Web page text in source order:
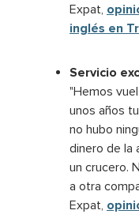
Expat,
inglés en
Servicio
"Hemos
unos años
no hubo
dinero de la
un crucero.
a otra
Expat,